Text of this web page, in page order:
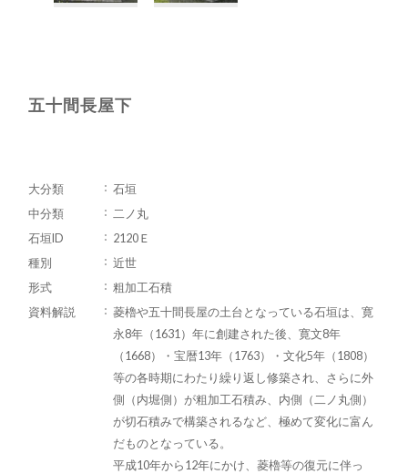
五十間長屋下
大分類
石垣
中分類
二ノ丸
石垣ID
2120Ｅ
種別
近世
形式
粗加工石積
資料解説
菱櫓や五十間長屋の土台となっている石垣は、寛
永8年（1631）年に創建された後、寛文8年
（1668）・宝暦13年（1763）・文化5年（1808）
等の各時期にわたり繰り返し修築され、さらに外
側（内堀側）が粗加工石積み、内側（二ノ丸側）
が切石積みで構築されるなど、極めて変化に富ん
だものとなっている。
平成10年から12年にかけ、菱櫓等の復元に伴っ